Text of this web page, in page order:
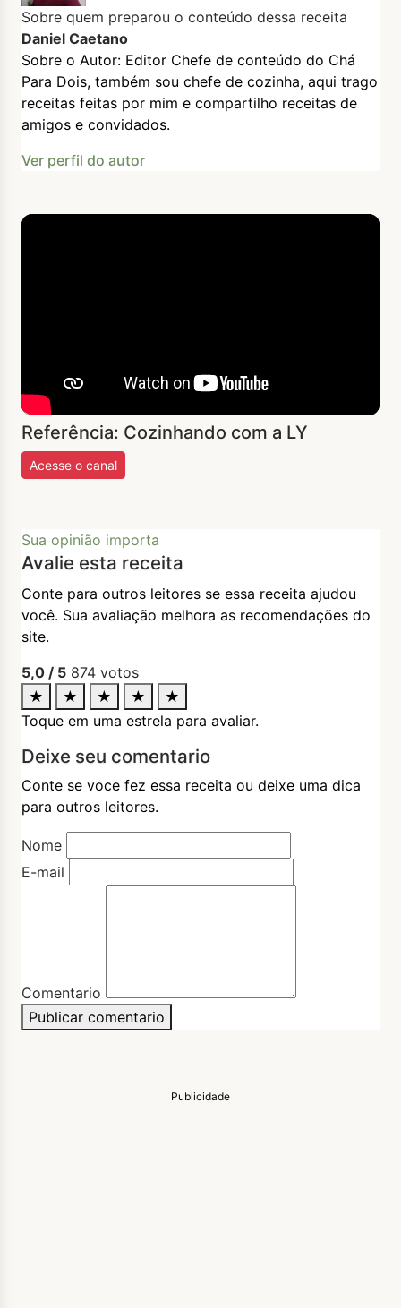
Sobre quem preparou o conteúdo dessa receita
Daniel Caetano
Sobre o Autor: Editor Chefe de conteúdo do Chá
Para Dois, também sou chefe de cozinha, aqui trago
receitas feitas por mim e compartilho receitas de
amigos e convidados.
Ver perfil do autor
Referência: Cozinhando com a LY
Acesse o canal
Sua opinião importa
Avalie esta receita
Conte para outros leitores se essa receita ajudou
você. Sua avaliação melhora as recomendações do
site.
5,0 / 5 874 votos
★
★ ★ ★
★
Toque em uma estrela para avaliar.
Deixe seu comentario
Conte se voce fez essa receita ou deixe uma dica
para outros leitores.
Nome
E-mail
Comentario
Publicar comentario
Publicidade